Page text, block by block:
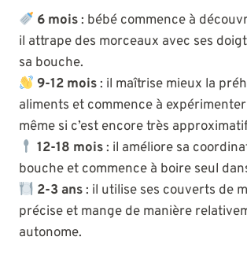
6 mois: bébé commence à
il attrape des morceaux avec ses
sa bouche.
9-12 mois: il maîtrise mieux la
aliments et commence à
même si c’est encore très
12-18 mois: il améliore sa
bouche et commence à boire seul
2-3 ans: il utilise ses couverts de
précise et mange de manière
autonome.